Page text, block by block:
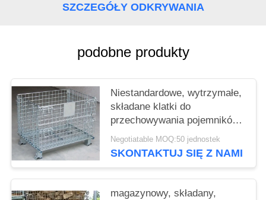
SZCZEGÓŁY ODKRYWANIA
podobne produkty
Niestandardowe, wytrzymałe,
składane klatki do
przechowywania pojemników
z siatki drucianej z tabliczką
znamionową
Negotiatable MOQ:50 jednostek
SKONTAKTUJ SIĘ Z NAMI
magazynowy, składany,